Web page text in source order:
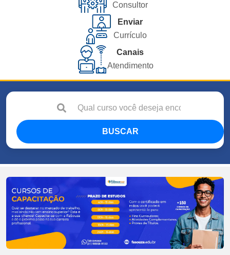
Consultor
Enviar
Currículo
Canais
Atendimento
BUSCAR